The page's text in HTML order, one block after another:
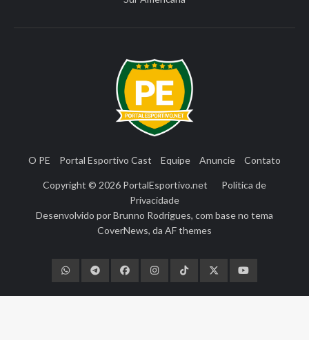
O PE Portal Esportivo Cast Equipe Anuncie Contato
Copyright © 2026 PortalEsportivo.net
Política de
Privacidade
Desenvolvido porBrunno Rodrigues, com base no tema
CoverNews, da AF themes